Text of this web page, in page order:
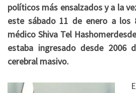
políticos más ensalzados y a la
este sábado 11 de enero a los
médico Shiva Tel
estaba ingresado desde 2006
cerebral masivo.